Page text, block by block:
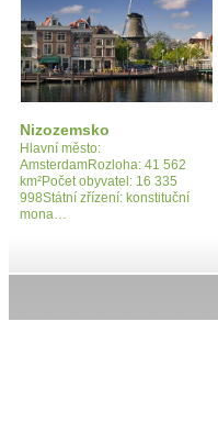
Nizozemsko
Hlavní město:
AmsterdamRozloha: 41 562
km²Počet obyvatel: 16 335
998Státní zřízení: konstituční
mona…